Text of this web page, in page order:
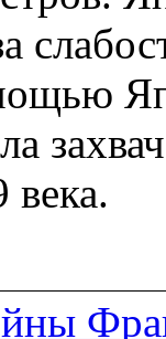
века.